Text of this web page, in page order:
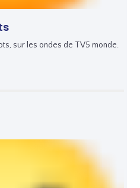
sur les ondes de TV5 monde.